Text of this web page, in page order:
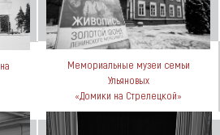
Мемориальные музеи семьи
Ульяновых
«Домики на Стрелецкой»